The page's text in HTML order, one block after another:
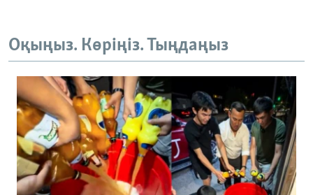
Оқыңыз. Көріңіз. Тыңдаңыз